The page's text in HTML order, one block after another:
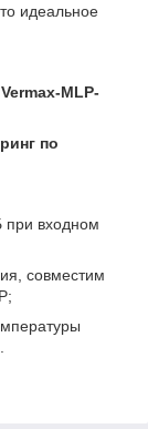
идеальное
MLP-
по
входном
совместим